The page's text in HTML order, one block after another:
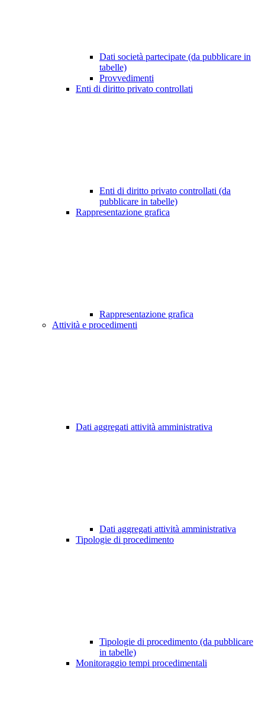
Dati società partecipate (da pubblicare in
tabelle)
Provvedimenti
Enti di diritto privato controllati
Enti di diritto privato controllati (da
pubblicare in tabelle)
Rappresentazione grafica
Rappresentazione grafica
Attività e procedimenti
Dati aggregati attività amministrativa
Dati aggregati attività amministrativa
Tipologie di procedimento
Tipologie di procedimento (da pubblicare
in tabelle)
Monitoraggio tempi procedimentali